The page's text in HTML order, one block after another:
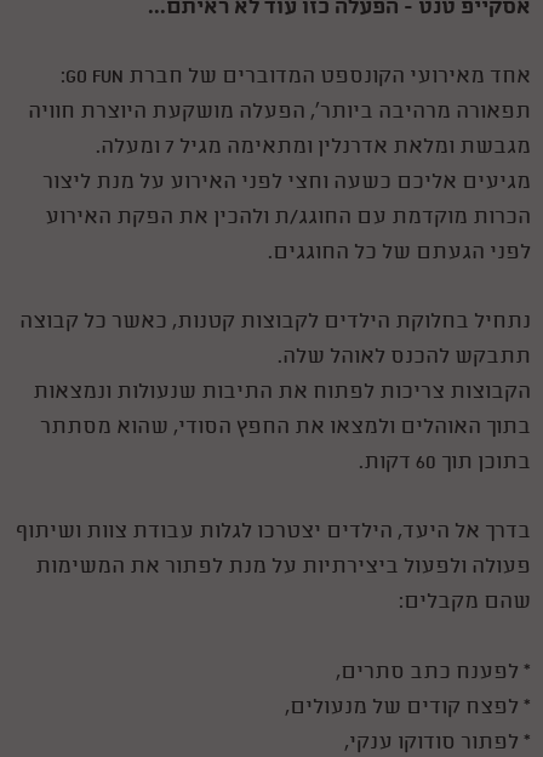
אסקייפ טנט - הפעלה כזו עוד לא ראיתם...
אחד מאירועי הקונספט המדוברים של חברת GO FUN:
תפאורה מרהיבה ביותר', הפעלה מושקעת היוצרת חוויה
מגבשת ומלאת אדרנלין ומתאימה מגיל 7 ומעלה.
מגיעים אליכם כשעה וחצי לפני האירוע על מנת ליצור
הכרות מוקדמת עם החוגג/ת ולהכין את הפקת האירוע
לפני הגעתם של כל החוגגים.
נתחיל בחלוקת הילדים לקבוצות קטנות, כאשר כל קבוצה
תתבקש להכנס לאוהל שלה.
הקבוצות צריכות לפתוח את התיבות שנעולות ונמצאות
בתוך האוהלים ולמצאו את החפץ הסודי, שהוא מסתתר
בתוכן תוך 60 דקות.
בדרך אל היעד, הילדים יצטרכו לגלות עבודת צוות ושיתוף
פעולה ולפעול ביצירתיות על מנת לפתור את המשימות
שהם מקבלים:
* לפענח כתב סתרים,
* לפצח קודים של מנעולים,
* לפתור סודוקו ענקי,